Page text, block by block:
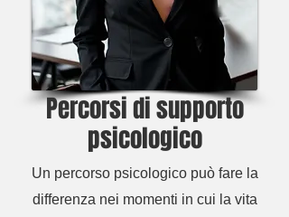
Percorsi di supporto
psicologico
Un percorso psicologico può fare la
differenza nei momenti in cui la vita